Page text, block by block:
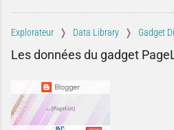
Explorateur Data Library Gadget
Les données du gadget